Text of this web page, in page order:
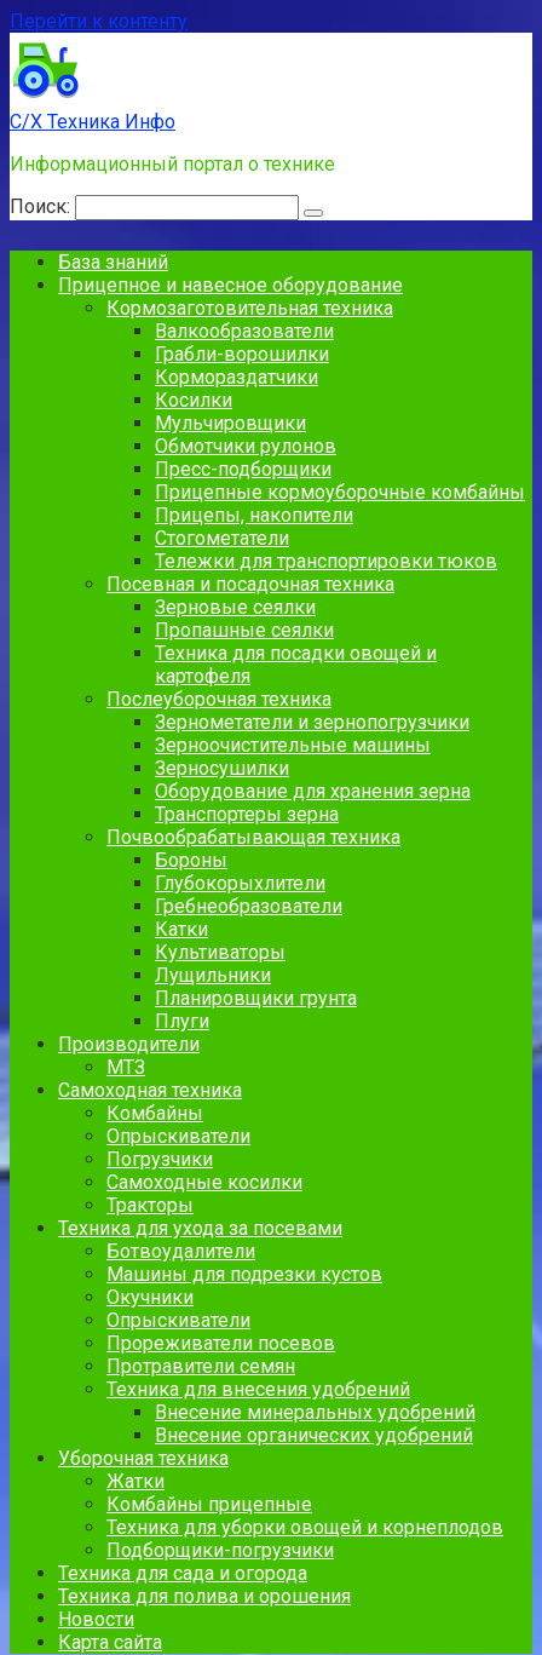
Перейти к контенту
С/Х Техника Инфо
Информационный портал о технике
Поиск:
База знаний
Прицепное и навесное оборудование
Кормозаготовительная техника
Валкообразователи
Грабли-ворошилки
Кормораздатчики
Косилки
Мульчировщики
Обмотчики рулонов
Пресс-подборщики
Прицепные кормоуборочные комбайны
Прицепы, накопители
Стогометатели
Тележки для транспортировки тюков
Посевная и посадочная техника
Зерновые сеялки
Пропашные сеялки
Техника для посадки овощей и
картофеля
Послеуборочная техника
Зернометатели и зернопогрузчики
Зерноочистительные машины
Зерносушилки
Оборудование для хранения зерна
Транспортеры зерна
Почвообрабатывающая техника
Бороны
Глубокорыхлители
Гребнеобразователи
Катки
Культиваторы
Лущильники
Планировщики грунта
Плуги
Производители
МТЗ
Самоходная техника
Комбайны
Опрыскиватели
Погрузчики
Самоходные косилки
Тракторы
Техника для ухода за посевами
Ботвоудалители
Машины для подрезки кустов
Окучники
Опрыскиватели
Прореживатели посевов
Протравители семян
Техника для внесения удобрений
Внесение минеральных удобрений
Внесение органических удобрений
Уборочная техника
Жатки
Комбайны прицепные
Техника для уборки овощей и корнеплодов
Подборщики-погрузчики
Техника для сада и огорода
Техника для полива и орошения
Новости
Карта сайта